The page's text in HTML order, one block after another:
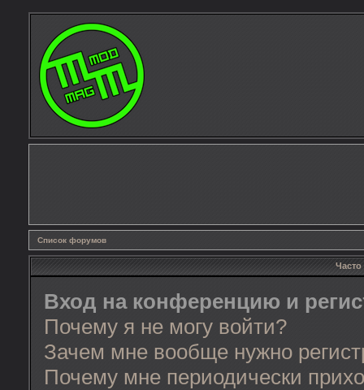
Список форумов
Вход на конференцию и
Почему я не могу войти?
Зачем мне вообще нужно
Почему мне периодически